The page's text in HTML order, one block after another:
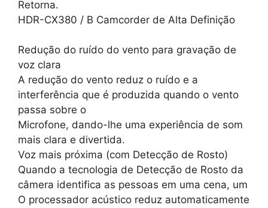
Retorna.
HDR-CX380 / B Camcorder de Alta Definição
Redução do ruído do vento para gravação de
voz clara
A redução do vento reduz o ruído e a
interferência que é produzida quando o vento
passa sobre o
Microfone, dando-lhe uma experiência de som
mais clara e divertida.
Voz mais próxima (com Detecção de Rosto)
Quando a tecnologia de Detecção de Rosto da
câmera identifica as pessoas em uma cena, um
O processador acústico reduz automaticamente